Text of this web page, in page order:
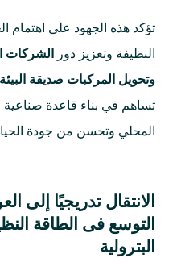
تؤكد هذه الجهود على اهتمام
النظيفة وتعزيز دور الشركات
وتحويل المركبات صديقة البيئة
تساهم في بناء قاعدة صناعية
المحلي وتحسن من جودة
الانتقال تدريجيًا إلى
التوسع فى الطاقة
البترولية